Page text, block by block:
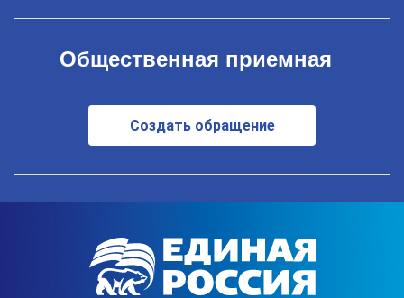
Общественная приемная
Создать обращение